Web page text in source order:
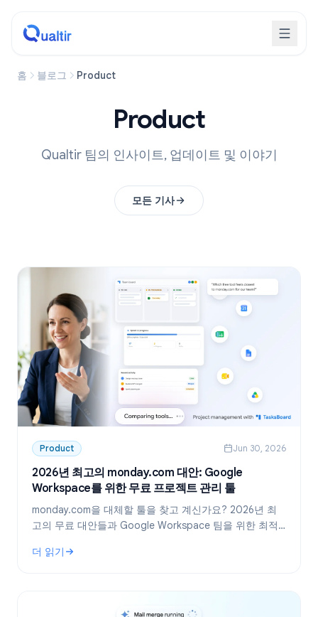
홈 블로그 Product
Product
Qualtir 팀의 인사이트, 업데이트 및 이야기
모든 기사
Product Jun 30, 2026
2026년 최고의 monday.com 대안: Google
Workspace를 위한 무료 프로젝트 관리 툴
monday.com을 대체할 툴을 찾고 계신가요? 2026년 최
고의 무료 대안들과 Google Workspace 팀을 위한 최적
더 읽기
: 2026년 최고의 monday.com 대안: Google Workspace를 위